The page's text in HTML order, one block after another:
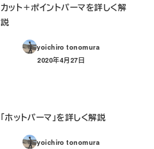
カット＋ポイントパーマを詳しく解
説
yoichiro tonomura
投稿日
2020年4月27日
「ホットパーマ」を詳しく解説
yoichiro tonomura